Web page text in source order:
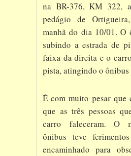
na BR-376, KM 322,
pedágio de
manhã do dia 10/01. O
subindo a estrada de
faixa da direita e o
pista, atingindo o ônibus
É com muito pesar que
que as três pessoas
carro faleceram. O
ônibus teve
encaminhado para